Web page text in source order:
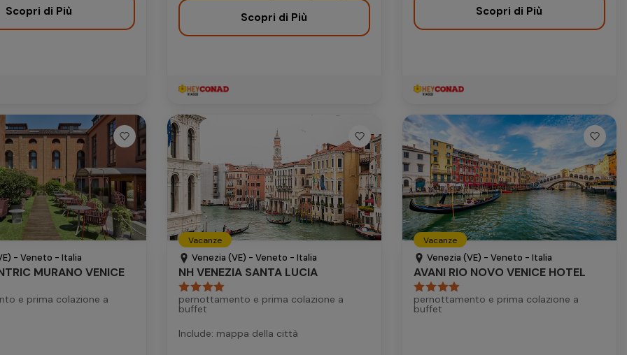
Scopri di Più Scopri di Più Scopri di Più
- Veneto - Italia
MURANO VENICE
e prima colazione a
Vacanze
Venezia (VE) - Veneto - Italia
NH VENEZIA SANTA LUCIA
pernottamento e prima colazione a
buffet
Include: mappa della città
Vacanze
Venezia (VE) - Veneto - Italia
AVANI RIO NOVO VENICE HOTEL
pernottamento e prima colazione a
buffet